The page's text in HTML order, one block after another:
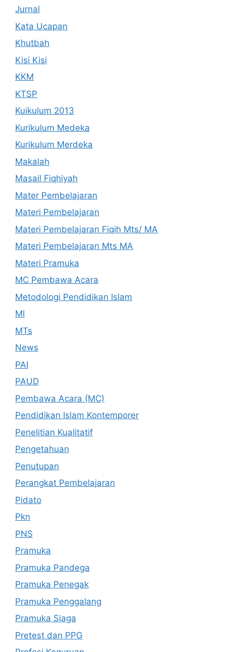
Jurnal
Kata Ucapan
Khutbah
Kisi Kisi
KKM
KTSP
Kuikulum 2013
Kurikulum Medeka
Kurikulum Merdeka
Makalah
Masail Fiqhiyah
Mater Pembelajaran
Materi Pembelajaran
Materi Pembelajaran Fiqih Mts/ MA
Materi Pembelajaran Mts MA
Materi Pramuka
MC Pembawa Acara
Metodologi Pendidikan Islam
MI
MTs
News
PAI
PAUD
Pembawa Acara (MC)
Pendidikan Islam Kontemporer
Penelitian Kualitatif
Pengetahuan
Penutupan
Perangkat Pembelajaran
Pidato
Pkn
PNS
Pramuka
Pramuka Pandega
Pramuka Penegak
Pramuka Penggalang
Pramuka Siaga
Pretest dan PPG